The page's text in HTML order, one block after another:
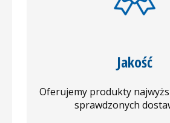
Jakość
Oferujemy produkty
sprawdzonych